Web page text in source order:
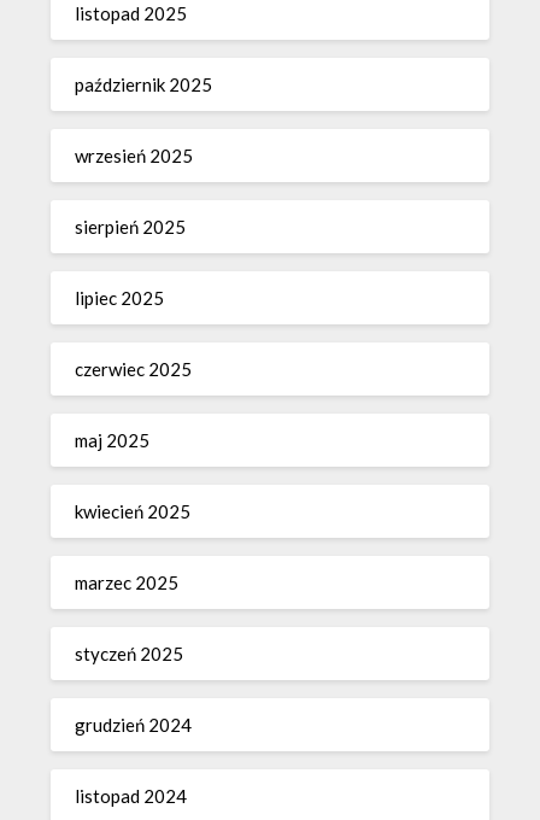
listopad 2025
październik 2025
wrzesień 2025
sierpień 2025
lipiec 2025
czerwiec 2025
maj 2025
kwiecień 2025
marzec 2025
styczeń 2025
grudzień 2024
listopad 2024